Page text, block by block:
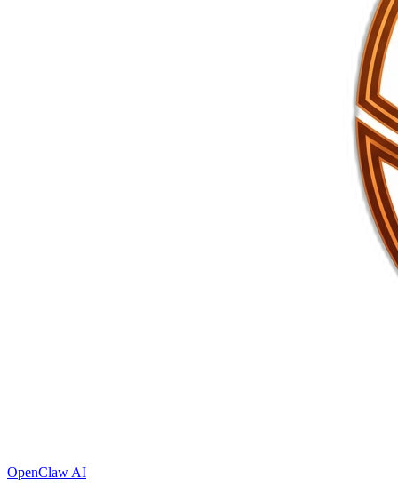
OpenClaw AI